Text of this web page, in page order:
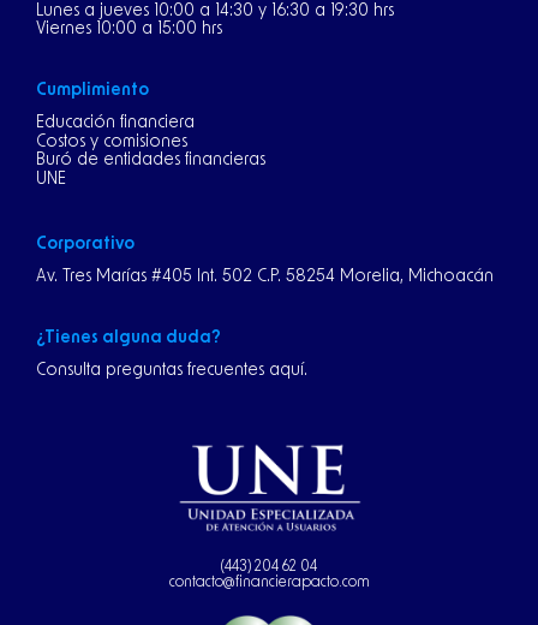
Lunes a jueves 10:00 a 14:30 y 16:30 a 19:30 hrs
Viernes 10:00 a 15:00 hrs
Cumplimiento
Educación financiera
Costos y comisiones
Buró de entidades financieras
UNE
Corporativo
Av. Tres Marías #405 Int. 502 C.P. 58254 Morelia, Michoacán
¿Tienes alguna duda?
Consulta preguntas frecuentes aquí.
(443) 204 62 04
contacto@financierapacto.com